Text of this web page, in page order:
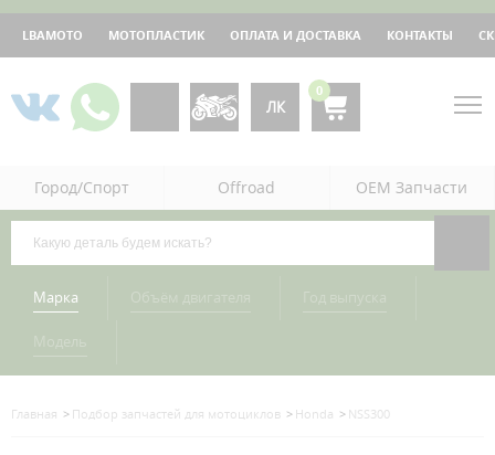
LBAMOTO МОТОПЛАСТИК ОПЛАТА И ДОСТАВКА КОНТАКТЫ
ЛК
0
Город/Спорт Offroad OEM Запчасти
Марка
Главная Подбор запчастей для мотоциклов Honda NSS300